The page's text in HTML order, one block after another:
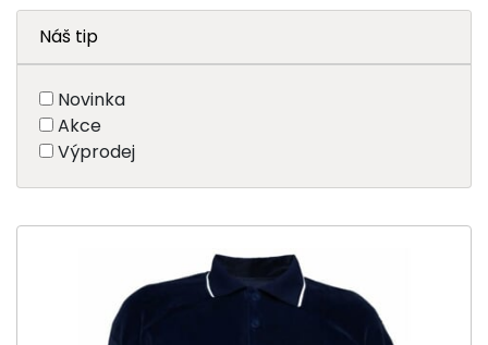
Náš tip
Novinka
Akce
Výprodej